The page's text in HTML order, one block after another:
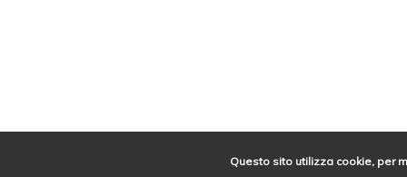
Questo sito utilizza cookie, per